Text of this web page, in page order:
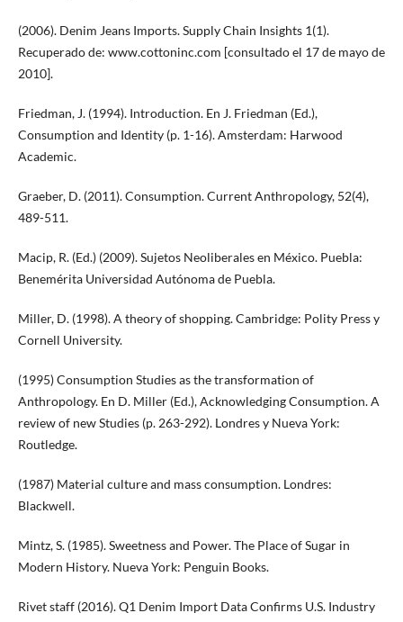
(2006). Denim Jeans Imports. Supply Chain Insights 1(1).
Recuperado de: www.cottoninc.com [consultado el 17 de mayo de
2010].
Friedman, J. (1994). Introduction. En J. Friedman (Ed.),
Consumption and Identity (p. 1-16). Amsterdam: Harwood
Academic.
Graeber, D. (2011). Consumption. Current Anthropology, 52(4),
489-511.
Macip, R. (Ed.) (2009). Sujetos Neoliberales en México. Puebla:
Benemérita Universidad Autónoma de Puebla.
Miller, D. (1998). A theory of shopping. Cambridge: Polity Press y
Cornell University.
(1995) Consumption Studies as the transformation of
Anthropology. En D. Miller (Ed.), Acknowledging Consumption. A
review of new Studies (p. 263-292). Londres y Nueva York:
Routledge.
(1987) Material culture and mass consumption. Londres:
Blackwell.
Mintz, S. (1985). Sweetness and Power. The Place of Sugar in
Modern History. Nueva York: Penguin Books.
Rivet staff (2016). Q1 Denim Import Data Confirms U.S. Industry